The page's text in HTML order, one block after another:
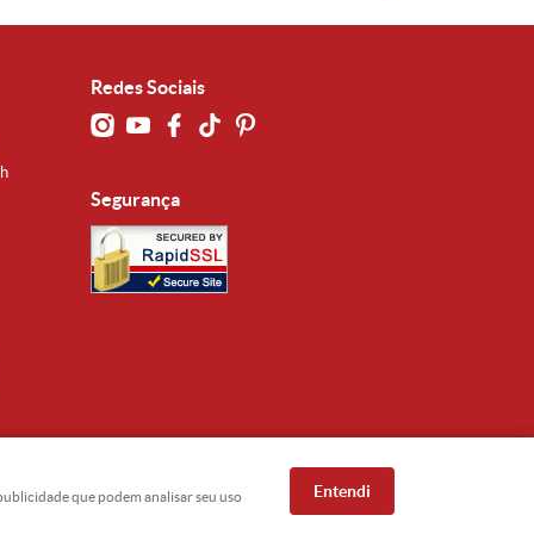
Redes Sociais
Segurança
que podem analisar seu uso
Entendi